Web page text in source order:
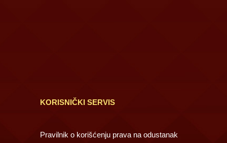
KORISNIČKI SERVIS
Pravilnik o korišćenju prava na odustanak